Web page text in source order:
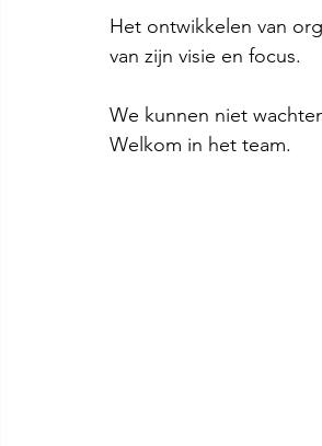
Het ontwikkelen van
van zijn visie en focus.
We kunnen niet
Welkom in het team.